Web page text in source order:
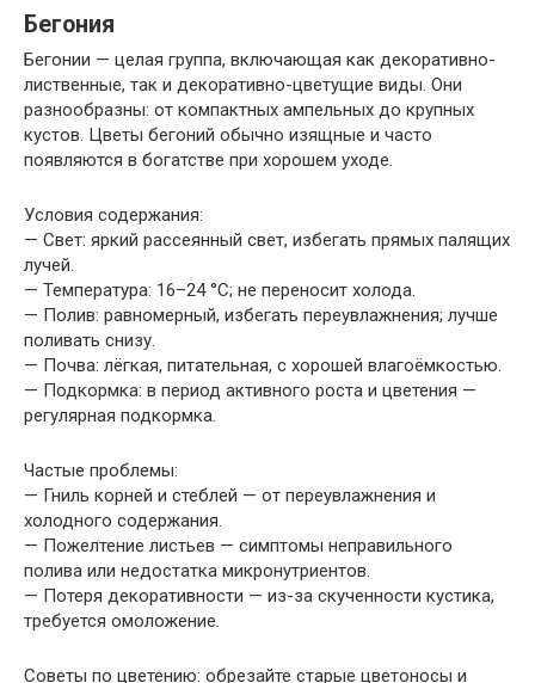
Бегония
Бегонии — целая группа, включающая как декоративно-
лиственные, так и декоративно-цветущие виды. Они
разнообразны: от компактных ампельных до крупных
кустов. Цветы бегоний обычно изящные и часто
появляются в богатстве при хорошем уходе.
Условия содержания:
— Свет: яркий рассеянный свет, избегать прямых палящих
лучей.
— Температура: 16–24 °C; не переносит холода.
— Полив: равномерный, избегать переувлажнения; лучше
поливать снизу.
— Почва: лёгкая, питательная, с хорошей влагоёмкостью.
— Подкормка: в период активного роста и цветения —
регулярная подкормка.
Частые проблемы:
— Гниль корней и стеблей — от переувлажнения и
холодного содержания.
— Пожелтение листьев — симптомы неправильного
полива или недостатка микронутриентов.
— Потеря декоративности — из-за скученности кустика,
требуется омоложение.
Советы по цветению: обрезайте старые цветоносы и